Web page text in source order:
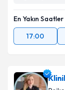
En Yakın Saatler
17:00